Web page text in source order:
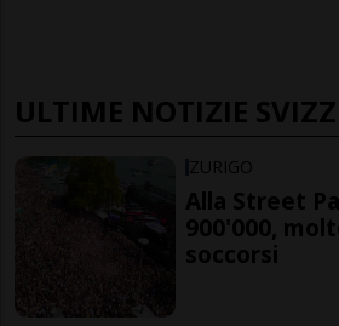
ULTIME NOTIZIE
ZURIGO
Alla Street
900'000,
soccorsi